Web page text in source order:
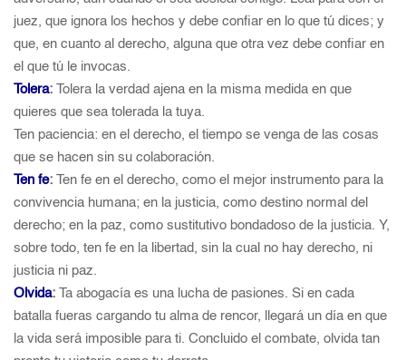
juez, que ignora los hechos y debe confiar en lo que tú dices; y
que, en cuanto al derecho, alguna que otra vez debe confiar en
el que tú le invocas.
Tolera: Tolera la verdad ajena en la misma medida en que
quieres que sea tolerada la tuya.
Ten paciencia: en el derecho, el tiempo se venga de las cosas
que se hacen sin su colaboración.
Ten fe: Ten fe en el derecho, como el mejor instrumento para la
convivencia humana; en la justicia, como destino normal del
derecho; en la paz, como sustitutivo bondadoso de la justicia. Y,
sobre todo, ten fe en la libertad, sin la cual no hay derecho, ni
justicia ni paz.
Olvida: Ta abogacía es una lucha de pasiones. Si en cada
batalla fueras cargando tu alma de rencor, llegará un día en que
la vida será imposible para ti. Concluido el combate, olvida tan